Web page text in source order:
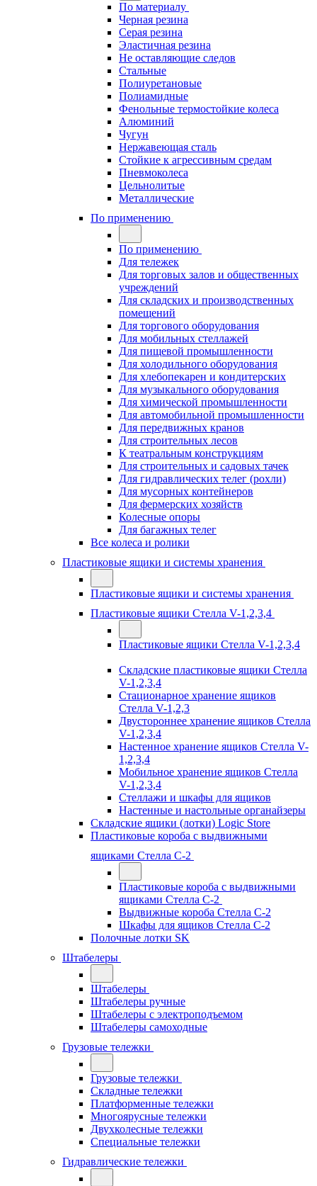
По материалу
Черная резина
Серая резина
Эластичная резина
Не оставляющие следов
Стальные
Полиуретановые
Полиамидные
Фенольные термостойкие колеса
Алюминий
Чугун
Нержавеющая сталь
Стойкие к агрессивным средам
Пневмоколеса
Цельнолитые
Металлические
По применению
По применению
Для тележек
Для торговых залов и общественных
учреждений
Для складских и производственных
помещений
Для торгового оборудования
Для мобильных стеллажей
Для пищевой промышленности
Для холодильного оборудования
Для хлебопекарен и кондитерских
Для музыкального оборудования
Для химической промышленности
Для автомобильной промышленности
Для передвижных кранов
Для строительных лесов
К театральным конструкциям
Для строительных и садовых тачек
Для гидравлических телег (рохли)
Для мусорных контейнеров
Для фермерских хозяйств
Колесные опоры
Для багажных телег
Все колеса и ролики
Пластиковые ящики и системы хранения
Пластиковые ящики и системы хранения
Пластиковые ящики Стелла V-1,2,3,4
Пластиковые ящики Стелла V-1,2,3,4
Складские пластиковые ящики Стелла
V-1,2,3,4
Стационарное хранение ящиков
Стелла V-1,2,3
Двустороннее хранение ящиков Стелла
V-1,2,3,4
Настенное хранение ящиков Стелла V-
1,2,3,4
Мобильное хранение ящиков Стелла
V-1,2,3,4
Стеллажи и шкафы для ящиков
Настенные и настольные органайзеры
Складские ящики (лотки) Logiс Store
Пластиковые короба с выдвижными
ящиками Стелла С-2
Пластиковые короба с выдвижными
ящиками Стелла С-2
Выдвижные короба Стелла С-2
Шкафы для ящиков Стелла С-2
Полочные лотки SK
Штабелеры
Штабелеры
Штабелеры ручные
Штабелеры с электроподъемом
Штабелеры самоходные
Грузовые тележки
Грузовые тележки
Складные тележки
Платформенные тележки
Многоярусные тележки
Двухколесные тележки
Специальные тележки
Гидравлические тележки